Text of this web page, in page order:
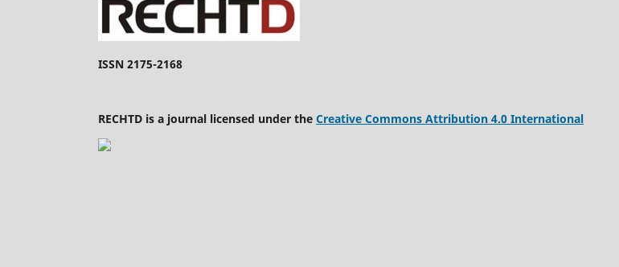
ISSN 2175-2168
RECHTD is a journal licensed under the Creative Commons Attribution 4.0 International